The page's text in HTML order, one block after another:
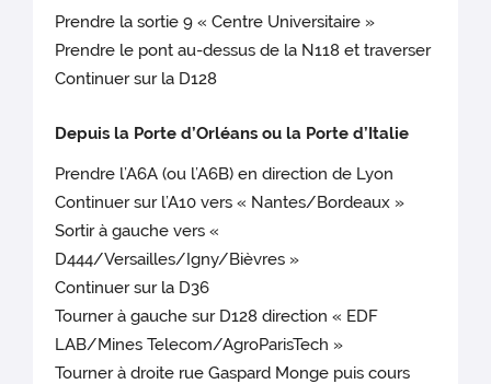
Prendre la sortie 9 « Centre Universitaire »
Prendre le pont au-dessus de la N118 et traverser
Continuer sur la D128
Depuis la Porte d’Orléans ou la Porte d’Italie
Prendre l’A6A (ou l’A6B) en direction de Lyon
Continuer sur l’A10 vers « Nantes/Bordeaux »
Sortir à gauche vers «
D444/Versailles/Igny/Bièvres »
Continuer sur la D36
Tourner à gauche sur D128 direction « EDF
LAB/Mines Telecom/AgroParisTech »
Tourner à droite rue Gaspard Monge puis cours